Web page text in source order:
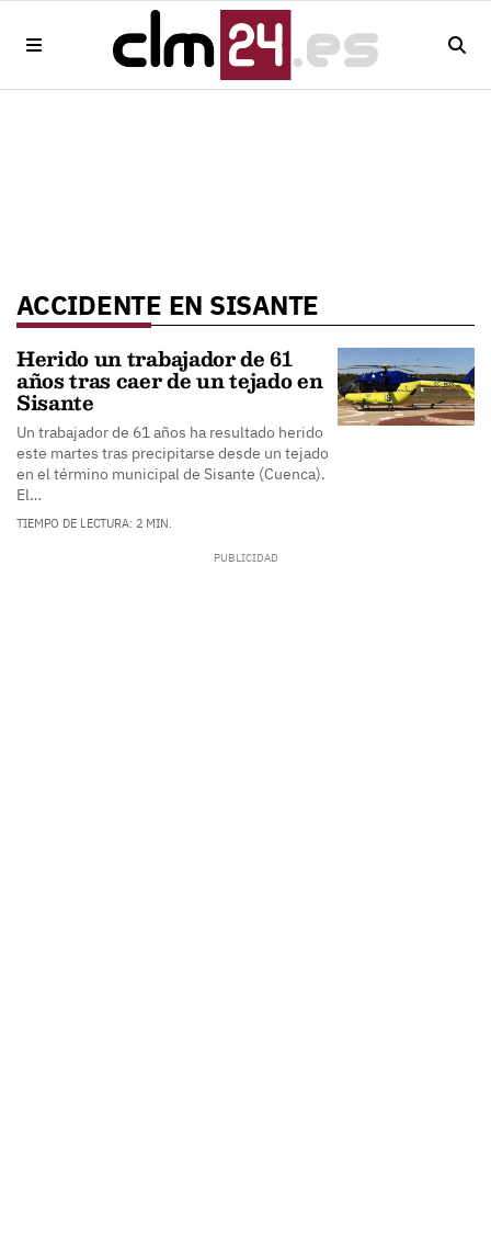
ACCIDENTE EN SISANTE
Herido un trabajador de 61
años tras caer de un tejado en
Sisante
Un trabajador de 61 años ha resultado herido
este martes tras precipitarse desde un tejado
en el término municipal de Sisante (Cuenca).
El…
TIEMPO DE LECTURA: 2 MIN.